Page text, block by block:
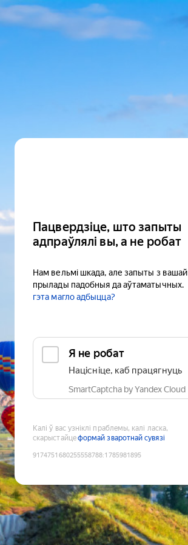
Пацвердзіце, што запыты
адпраўлялі вы, а не робат
Нам вельмі шкада, але запыты з вашай
прылады падобныя да аўтаматычных.
гэта магло адбыцца?
Я не робат
Націсніце, каб працягнуць
SmartCaptcha by Yandex Cloud
Калі ў вас узніклі праблемы, калі ласка,
скарыстайцеформай зваротнай сувязі
9174751680255558788:1785981895